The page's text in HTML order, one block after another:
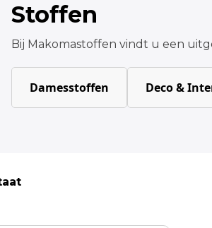
Stoffen
Bij Makomastoffen vindt u een
Damesstoffen Deco &